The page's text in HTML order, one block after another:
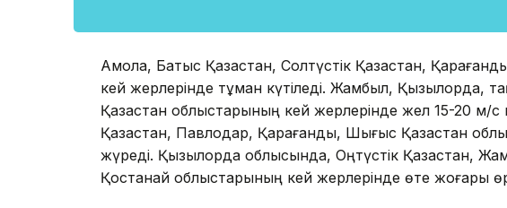
Ақмола, Батыс Қазақстан, Солтүстік Қазақстан,
кей жерлерінде тұман күтіледі. Жамбыл, Қызылорда,
Қазақстан облыстарының кей жерлерінде жел 15-20 м/с
Қазақстан, Павлодар, Қарағанды, Шығыс Қазақстан
жүреді. Қызылорда облысында, Оңтүстік Қазақстан,
Қостанай облыстарының кей жерлерінде өте жоғары өрт